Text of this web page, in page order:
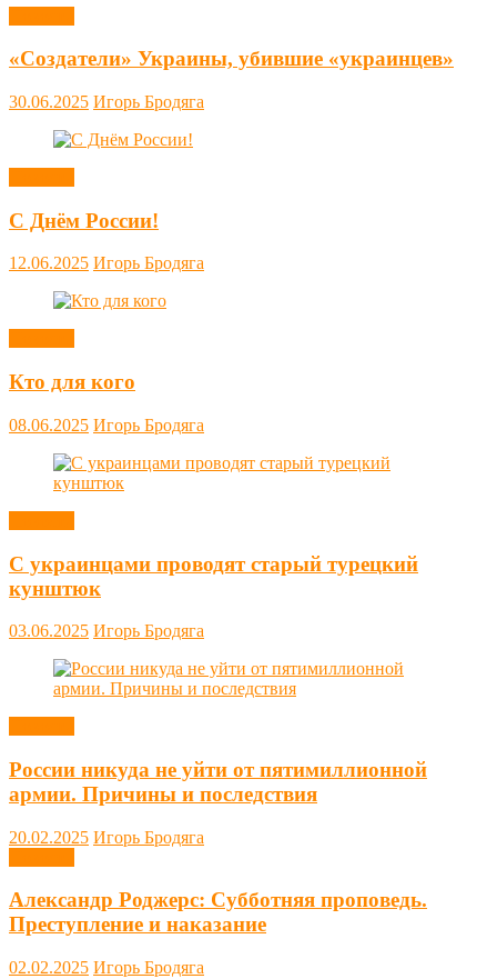
«Создатели» Украины, убившие «украинцев»
30.06.2025 Игорь Бродяга
С Днём России!
12.06.2025 Игорь Бродяга
Кто для кого
08.06.2025 Игорь Бродяга
С украинцами проводят старый турецкий
кунштюк
03.06.2025 Игорь Бродяга
России никуда не уйти от пятимиллионной
армии. Причины и последствия
20.02.2025 Игорь Бродяга
Александр Роджерс: Субботняя проповедь.
Преступление и наказание
02.02.2025 Игорь Бродяга